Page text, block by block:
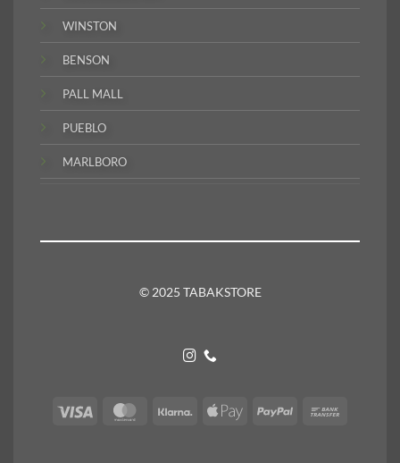
WINSTON
BENSON
PALL MALL
PUEBLO
MARLBORO
© 2025 TABAKSTORE
Visa MasterCardKlarna
Apple
PayPal